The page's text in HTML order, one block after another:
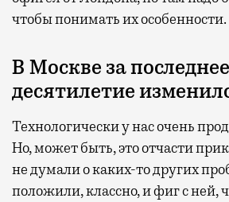
чтобы понимать их особенности.
В Москве за последнее
десятилетие
Технологически у нас очень
Но, может быть, это отчасти
не думали о каких-то других
положили, классно, и фиг с ней,